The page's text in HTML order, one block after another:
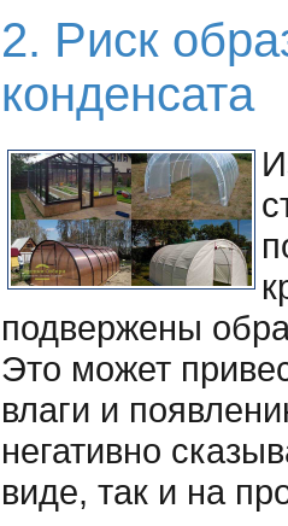
2. Риск
конденсата
подвержены
Это может
влаги и
негативно
виде, так и на